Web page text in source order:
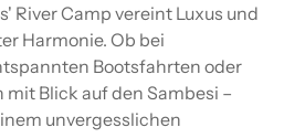
River Camp vereint Luxus und
Harmonie. Ob bei
Bootsfahrten oder
Blick auf den Sambesi –
unvergesslichen